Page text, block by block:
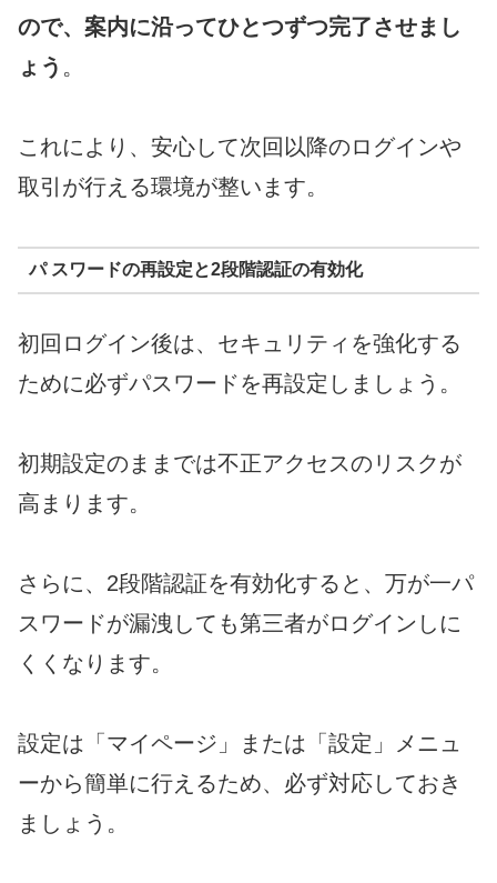
ので、案内に沿ってひとつずつ完了させまし
ょう 。
これにより、安心して次回以降のログインや
取引が行える環境が整います。
パ スワードの再設定と2段階認証の有効化
初回ログイン後は、セキュリティを強化する
ために必ずパスワードを再設定しましょう。
初期設定のままでは不正アクセスのリスクが
高まります。
さらに、2段階認証を有効化すると、万が一パ
スワードが漏洩しても第三者がログインしに
くくなります。
設定は「マイページ」または「設定」メニュ
ーから簡単に行えるため、必ず対応しておき
ましょう。